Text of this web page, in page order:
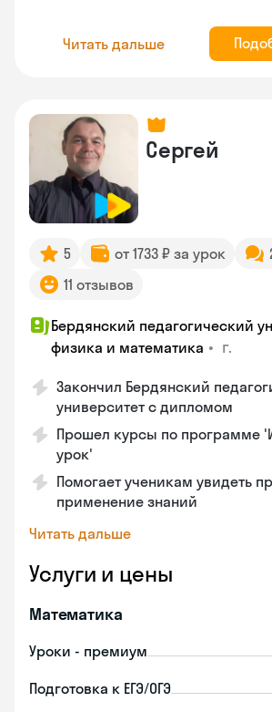
Читать дальше
Сергей
5 от 1733 ₽ за урок
11 отзывов
Бердянский педагогический
физика и математика • г.
Закончил Бердянский
университет с дипломом
Прошел курсы по программе
урок'
Помогает ученикам увидеть
применение знаний
Читать дальше
Услуги и цены
Математика
Уроки - премиум
Подготовка к ЕГЭ/ОГЭ